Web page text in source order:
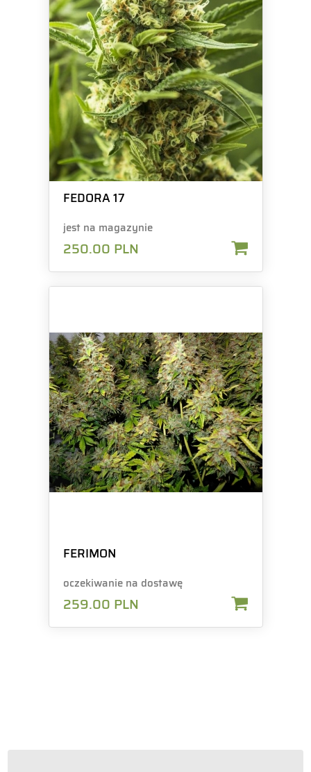
FEDORA 17
jest na magazynie
250.00 PLN
FERIMON
oczekiwanie na dostawę
259.00 PLN